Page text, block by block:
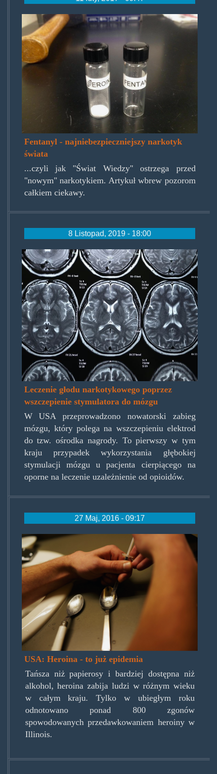
heroin_fentanyl.jpg
Fentanyl - najniebezpieczniejszy narkotyk
świata
...czyli jak "Świat Wiedzy" ostrzega przed
"nowym" narkotykiem. Artykuł wbrew pozorom
całkiem ciekawy.
8 Listopad, 2019 - 18:00
z16973492ihleczenie-glodu-
narkotykowego-poprzez-
wszczepienie-.jpg
Leczenie głodu narkotykowego poprzez
wszczepienie stymulatora do mózgu
W USA przeprowadzono nowatorski zabieg
mózgu, który polega na wszczepieniu elektrod
do tzw. ośrodka nagrody. To pierwszy w tym
kraju przypadek wykorzystania głębokiej
stymulacji mózgu u pacjenta cierpiącego na
oporne na leczenie uzależnienie od opioidów.
27 Maj, 2016 - 09:17
heroininchicago.jpg
USA: Heroina - to już epidemia
Tańsza niż papierosy i bardziej dostępna niż
alkohol, heroina zabija ludzi w różnym wieku
w całym kraju. Tylko w ubiegłym roku
odnotowano ponad 800 zgonów
spowodowanych przedawkowaniem heroiny w
Illinois.